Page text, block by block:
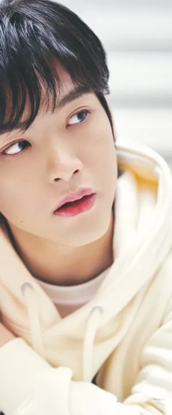
【J’s Picks】ブランドまとめて愛
用中！ J-GIRL有田叶“鉄壁の相
棒”〈ビューティ＆ファッション
夏の必需品〉
2026.08.07
BEAUTY
【JJ専属モデルの素顔】ビューテ
ィ大好き！ 松川 星のお気に入り
コスメをCHECK
2025.12.16
【J’s Picks】悲しい経験でたどり
着いた…J-BOY三上龍の手放せな
い“オールインワン”アイテム〈ビ
ューティ＆ファッション夏の必需
品〉
BEAUTY
【注目アーティストRainy。っ
て？】自称“コスメオタク見習
い”のポーチの中身、拝見しま
す！
2026.01.30
BEAUTY
【J’s Picks】J-GIRL早坂萌香の
徹底した日焼けケア！ でも、いち
ばん大切なのは…〈ビューティ＆
ファッション夏の必需品〉
2026.07.24
【JJ専属モデルの素顔】ツヤと輝